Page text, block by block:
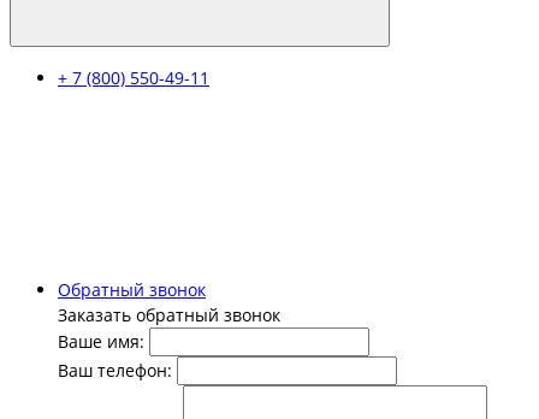
+ 7 (800) 550-49-11
Обратный звонок
Заказать обратный звонок
Ваше имя:
Ваш телефон: